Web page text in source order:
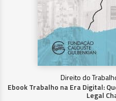
Direito do
Ebook Trabalho na Era Digital:
Legal